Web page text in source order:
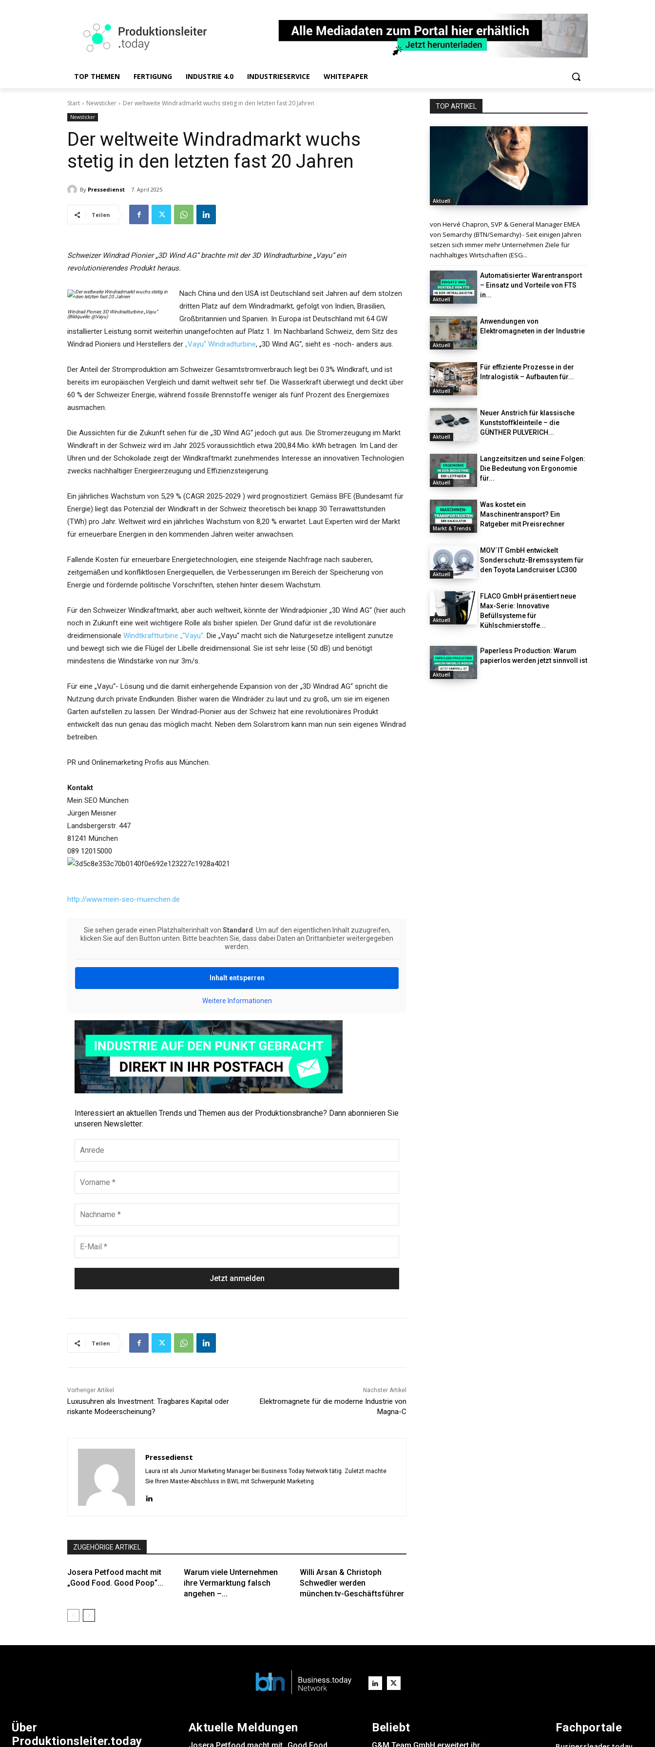
TOP THEMEN FERTIGUNG INDUSTRIE 4.0 INDUSTRIESERVICE WHITEPAPER
Start Newsticker Der weltweite Windradmarkt wuchs stetig in den letzten fast 20 Jahren
Newsticker
Der weltweite Windradmarkt wuchs
stetig in den letzten fast 20 Jahren
By Pressedienst 7. April 2025
Teilen
Schweizer Windrad Pionier „3D Wind AG“ brachte mit der 3D Windradturbine „Vayu“ ein
revolutionierendes Produkt heraus.
Windrad Pionier, 3D Windradturbine „Vayu“
(Bildquelle: @Vayu)
Nach China und den USA ist Deutschland seit Jahren auf dem stolzen
dritten Platz auf dem Windradmarkt, gefolgt von Indien, Brasilien,
Großbritannien und Spanien. In Europa ist Deutschland mit 64 GW
installierter Leistung somit weiterhin unangefochten auf Platz 1. Im Nachbarland Schweiz, dem Sitz des
Windrad Pioniers und Herstellers der „Vayu“ Windradturbine, „3D Wind AG“, sieht es -noch- anders aus.
Der Anteil der Stromproduktion am Schweizer Gesamtstromverbrauch liegt bei 0.3% Windkraft, und ist
bereits im europäischen Vergleich und damit weltweit sehr tief. Die Wasserkraft überwiegt und deckt über
60 % der Schweizer Energie, während fossile Brennstoffe weniger als fünf Prozent des Energiemixes
ausmachen.
Die Aussichten für die Zukunft sehen für die „3D Wind AG“ jedoch gut aus. Die Stromerzeugung im Markt
Windkraft in der Schweiz wird im Jahr 2025 voraussichtlich etwa 200,84 Mio. kWh betragen. Im Land der
Uhren und der Schokolade zeigt der Windkraftmarkt zunehmendes Interesse an innovativen Technologien
zwecks nachhaltiger Energieerzeugung und Effizienzsteigerung.
Ein jährliches Wachstum von 5,29 % (CAGR 2025-2029 ) wird prognostiziert. Gemäss BFE (Bundesamt für
Energie) liegt das Potenzial der Windkraft in der Schweiz theoretisch bei knapp 30 Terrawattstunden
(TWh) pro Jahr. Weltweit wird ein jährliches Wachstum von 8,20 % erwartet. Laut Experten wird der Markt
für erneuerbare Energien in den kommenden Jahren weiter anwachsen.
Fallende Kosten für erneuerbare Energietechnologien, eine steigende Nachfrage nach sauberen,
zeitgemäßen und konfliktlosen Energiequellen, die Verbesserungen im Bereich der Speicherung von
Energie und fördernde politische Vorschriften, stehen hinter diesem Wachstum.
Für den Schweizer Windkraftmarkt, aber auch weltweit, könnte der Windradpionier „3D Wind AG“ (hier auch
noch in Zukunft eine weit wichtigere Rolle als bisher spielen. Der Grund dafür ist die revolutionäre
dreidimensionale Windtkraftturbine „“Vayu“. Die „Vayu“ macht sich die Naturgesetze intelligent zunutze
und bewegt sich wie die Flügel der Libelle dreidimensional. Sie ist sehr leise (50 dB) und benötigt
mindestens die Windstärke von nur 3m/s.
Für eine „Vayu“- Lösung und die damit einhergehende Expansion von der „3D Windrad AG“ spricht die
Nutzung durch private Endkunden. Bisher waren die Windräder zu laut und zu groß, um sie im eigenen
Garten aufstellen zu lassen. Der Windrad-Pionier aus der Schweiz hat eine revolutionäres Produkt
entwickelt das nun genau das möglich macht. Neben dem Solarstrom kann man nun sein eigenes Windrad
betreiben.
PR und Onlinemarketing Profis aus München.
Kontakt
Mein SEO München
Jürgen Meisner
Landsbergerstr. 447
81241 München
089 12015000
http://www.mein-seo-muenchen.de
Sie sehen gerade einen Platzhalterinhalt von Standard . Um auf den eigentlichen Inhalt zuzugreifen,
klicken Sie auf den Button unten. Bitte beachten Sie, dass dabei Daten an Drittanbieter weitergegeben
werden.
Inhalt entsperren
Weitere Informationen
Interessiert an aktuellen Trends und Themen aus der Produktionsbranche? Dann abonnieren Sie
unseren Newsletter:
Teilen
Vorheriger Artikel
Luxusuhren als Investment: Tragbares Kapital oder
riskante Modeerscheinung?
Nächster Artikel
Elektromagnete für die moderne Industrie von
Magna-C
Pressedienst
Laura ist als Junior Marketing Manager bei Business Today Network tätig. Zuletzt machte
Sie Ihren Master-Abschluss in BWL mit Schwerpunkt Marketing.
ZUGEHÖRIGE ARTIKEL
Josera Petfood macht mit
„Good Food. Good Poop“...
Warum viele Unternehmen
ihre Vermarktung falsch
angehen –...
Willi Arsan & Christoph
Schwedler werden
münchen.tv-Geschäftsführer
TOP ARTIKEL
Aktuell
von Hervé Chapron, SVP & General Manager EMEA
von Semarchy (BTN/Semarchy) - Seit einigen Jahren
setzen sich immer mehr Unternehmen Ziele für
nachhaltiges Wirtschaften (ESG...
Aktuell
Automatisierter Warentransport
– Einsatz und Vorteile von FTS
in...
Aktuell
Anwendungen von
Elektromagneten in der Industrie
Aktuell
Für effiziente Prozesse in der
Intralogistik – Aufbauten für...
Aktuell
Neuer Anstrich für klassische
Kunststoffkleinteile – die
GÜNTHER PULVERICH...
Aktuell
Langzeitsitzen und seine Folgen:
Die Bedeutung von Ergonomie
für...
Markt & Trends
Was kostet ein
Maschinentransport? Ein
Ratgeber mit Preisrechner
Aktuell
MOV´IT GmbH entwickelt
Sonderschutz-Bremssystem für
den Toyota Landcruiser LC300
Aktuell
FLACO GmbH präsentiert neue
Max-Serie: Innovative
Befüllsysteme für
Kühlschmierstoffe...
Aktuell
Paperless Production: Warum
papierlos werden jetzt sinnvoll ist
Über
Produktionsleiter.today
Aktuelle Meldungen Beliebt Fachportale